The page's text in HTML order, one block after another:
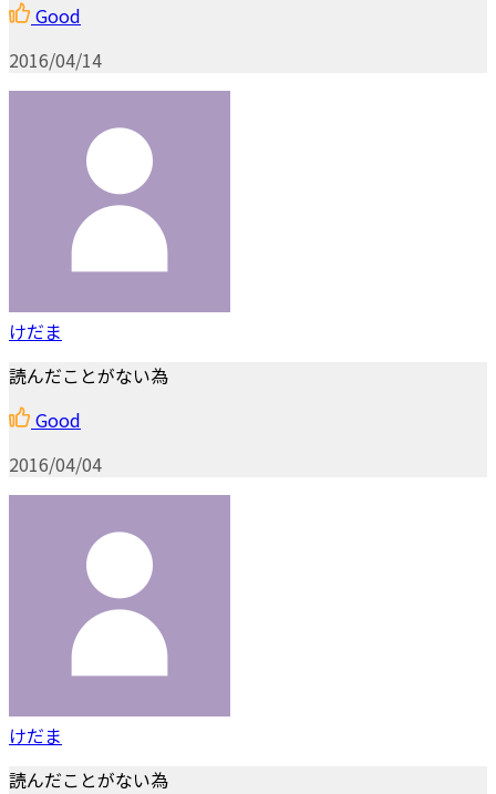
Good
2016/04/14
けだま
読んだことがない為
Good
2016/04/04
けだま
読んだことがない為